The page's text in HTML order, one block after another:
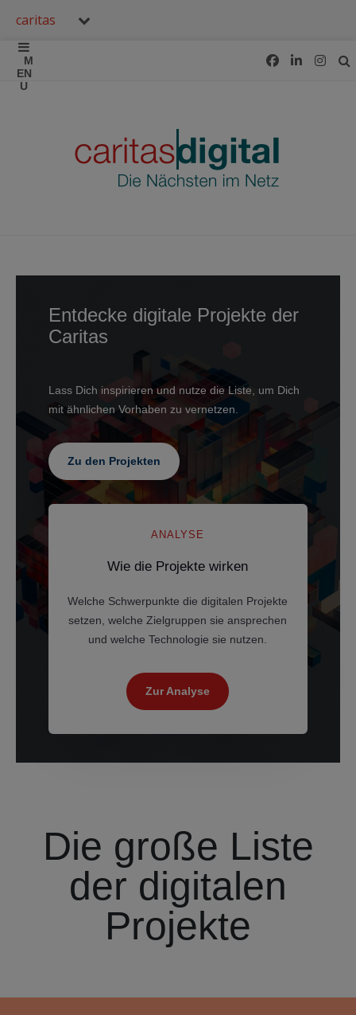
caritas
Entdecke digitale Projekte der
Caritas
Lass Dich inspirieren und nutze die Liste, um Dich
mit ähnlichen Vorhaben zu vernetzen.
Zu den Projekten
ANALYSE
Wie die Projekte wirken
Welche Schwerpunkte die digitalen Projekte
setzen, welche Zielgruppen sie ansprechen
und welche Technologie sie nutzen.
Zur Analyse
Die große Liste
der digitalen
Projekte